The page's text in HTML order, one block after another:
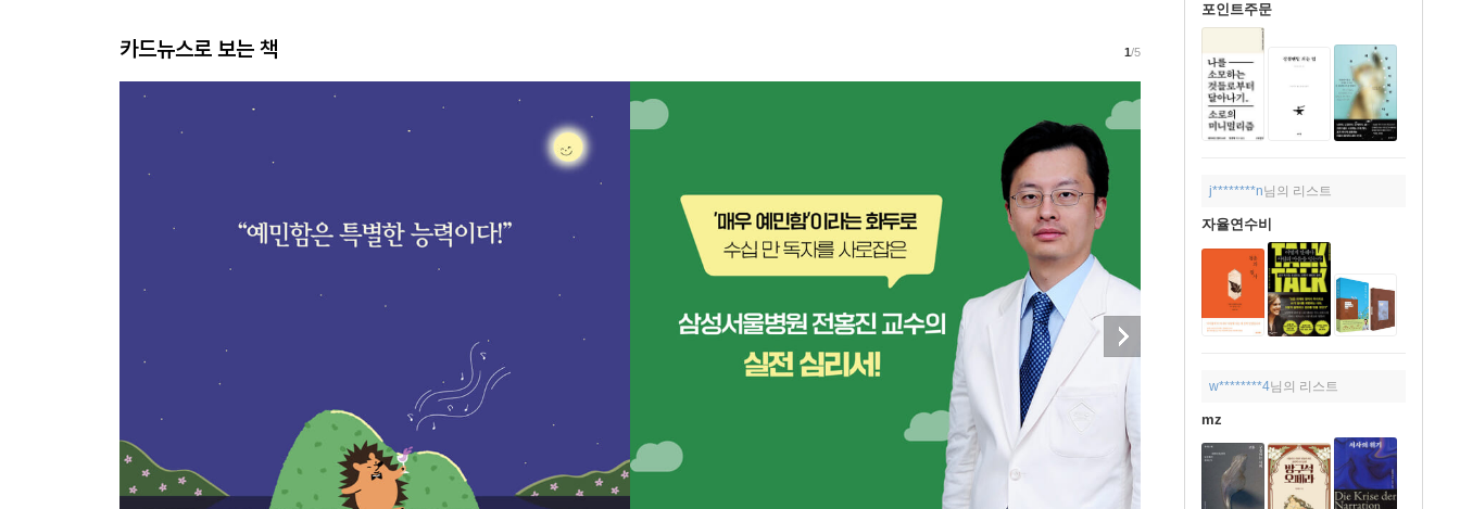
포인트주문
j********n님의 리스트
자율연수비
w********4님의 리스트
mz
카드뉴스로 보는 책 1/5